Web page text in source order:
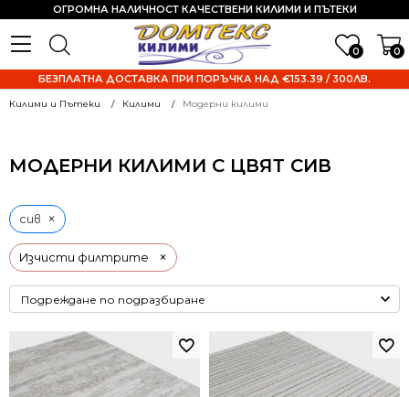
0 0
ОГРОМНА НАЛИЧНОСТ КАЧЕСТВЕНИ КИЛИМИ И ПЪТЕКИ
БЕЗПЛАТНА ДОСТАВКА ПРИ ПОРЪЧКА НАД €153.39 / 300ЛВ.
Килими и Пътеки Килими Модерни килими
МОДЕРНИ КИЛИМИ С ЦВЯТ СИВ
Изчисти филтрите ×
сив ×